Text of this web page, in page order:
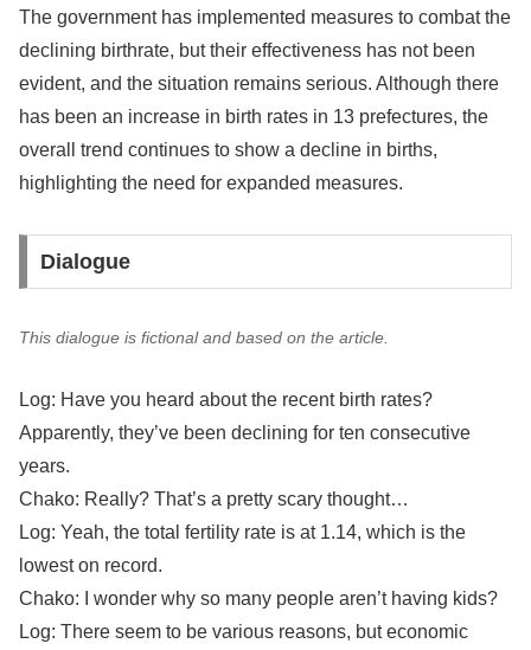
The government has implemented measures to combat the
declining birthrate, but their effectiveness has not been
evident, and the situation remains serious. Although there
has been an increase in birth rates in 13 prefectures, the
overall trend continues to show a decline in births,
highlighting the need for expanded measures.
Dialogue
This dialogue is fictional and based on the article.
Log: Have you heard about the recent birth rates?
Apparently, they’ve been declining for ten consecutive
years.
Chako: Really? That’s a pretty scary thought…
Log: Yeah, the total fertility rate is at 1.14, which is the
lowest on record.
Chako: I wonder why so many people aren’t having kids?
Log: There seem to be various reasons, but economic